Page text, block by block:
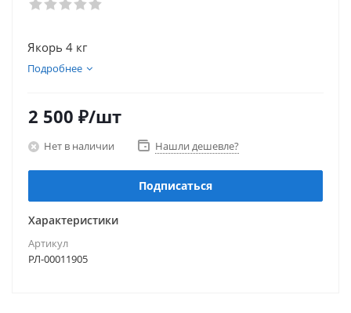
Якорь 4 кг
Подробнее
2 500 ₽/шт
Нет в наличии Нашли дешевле?
Подписаться
Характеристики
Артикул
РЛ-00011905